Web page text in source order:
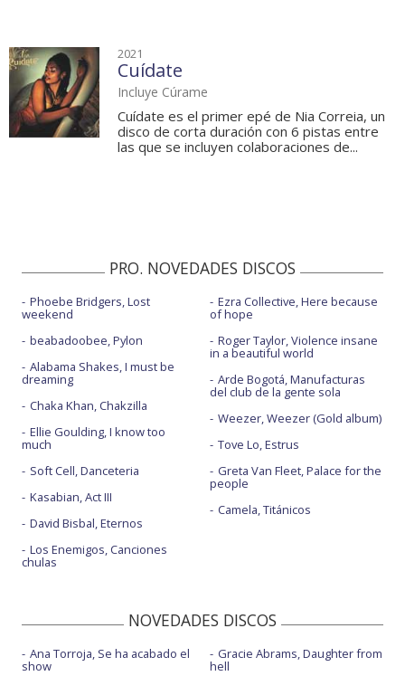
2021
Cuídate
Incluye Cúrame
Cuídate es el primer epé de Nia Correia, un
disco de corta duración con 6 pistas entre
las que se incluyen colaboraciones de...
PRO. NOVEDADES DISCOS
Phoebe Bridgers, Lost
weekend
beabadoobee, Pylon
Alabama Shakes, I must be
dreaming
Chaka Khan, Chakzilla
Ellie Goulding, I know too
much
Soft Cell, Danceteria
Kasabian, Act III
David Bisbal, Eternos
Los Enemigos, Canciones
chulas
Ezra Collective, Here because
of hope
Roger Taylor, Violence insane
in a beautiful world
Arde Bogotá, Manufacturas
del club de la gente sola
Weezer, Weezer (Gold album)
Tove Lo, Estrus
Greta Van Fleet, Palace for the
people
Camela, Titánicos
NOVEDADES DISCOS
Ana Torroja, Se ha acabado el
show
Gracie Abrams, Daughter from
hell